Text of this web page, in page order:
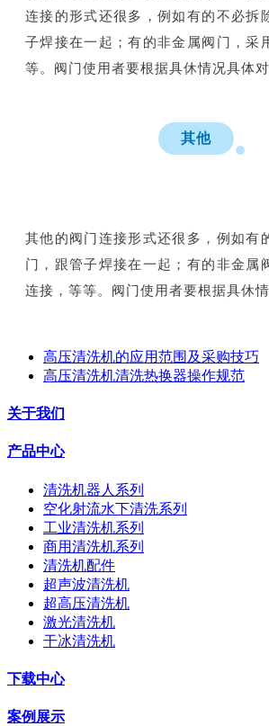
连接的形式还很多，例如有的不必拆
子焊接在一起；有的非金属阀门，采
等。阀门使用者要根据具休情况具体对
其他
其他的阀门连接形式还很多，例如有
门，跟管子焊接在一起；有的非金属
连接，等等。阀门使用者要根据具休情
高压清洗机的应用范围及采购技巧
高压清洗机清洗热换器操作规范
关于我们
产品中心
清洗机器人系列
空化射流水下清洗系列
工业清洗机系列
商用清洗机系列
清洗机配件
超声波清洗机
超高压清洗机
激光清洗机
干冰清洗机
下载中心
案例展示